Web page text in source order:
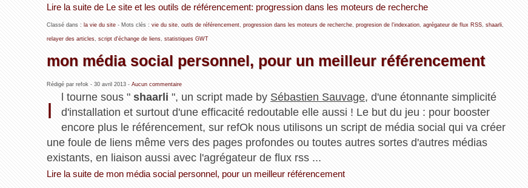
Lire la suite de Le site et les outils de référencement: progression dans les moteurs de recherche
Classé dans : la vie du site- Mots clés : vie du site, outls de référencement, progression dans les moteurs de recherche, progresion de l'indexation, agrégateur de flux RSS, shaarli,
relayer des articles, script d'échange de liens, statistiques GWT
mon média social personnel, pour un meilleur référencement
Rédigé par refok - 30 avril 2013- Aucun commentaire
I
l tourne sous " shaarli ", un script made by Sébastien Sauvage, d'une étonnante simplicité
d'installation et surtout d'une efficacité redoutable elle aussi ! Le but du jeu : pour booster
encore plus le référencement, sur refOk nous utilisons un script de média social qui va créer
une foule de liens même vers des pages profondes ou toutes autres sortes d'autres médias
existants, en liaison aussi avec l'agrégateur de flux rss ...
Lire la suite de mon média social personnel, pour un meilleur référencement